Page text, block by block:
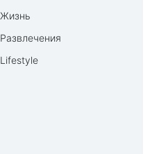
Жизнь
Развлечения
Lifestyle